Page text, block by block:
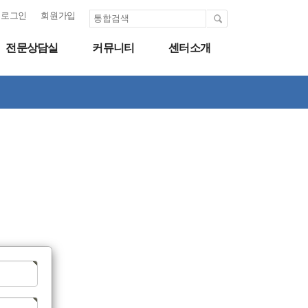
로그인 회원가입
전문상담실 커뮤니티 센터소개